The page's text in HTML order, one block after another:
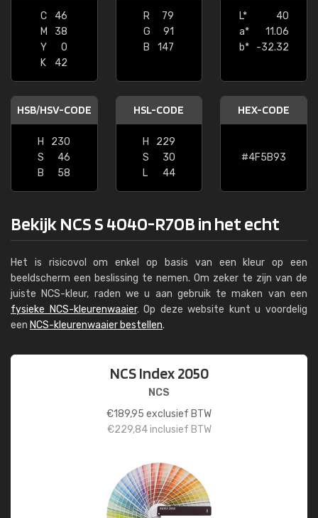
C
46
M
38
Y
0
K
42
R
79
G
91
B
147
L*
40
a*
11.06
b*
-32.32
HSB/HSV-CODE
H
230
S
46
B
58
HSL-CODE
H
229
S
30
L
44
HEX-CODE
#4F5B93
Bekijk NCS S 4040-R70B in het echt
Het is risicovol om enkel op basis van een kleur op een
beeldscherm een beslissing te nemen. Om zeker te zijn van de
juiste NCS-kleur, raden we u aan gebruik te maken van een
fysieke NCS-kleurenwaaier. Op deze website kunt u voordelig
een NCS-kleurenwaaier bestellen.
NCS Index 2050
NCS
€189,95 exclusief BTW
€229,84inclusief BTW